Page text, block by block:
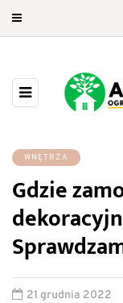
WNĘTRZA
Gdzie
21 grudnia 2022